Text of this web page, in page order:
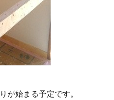
が始まる予定です。